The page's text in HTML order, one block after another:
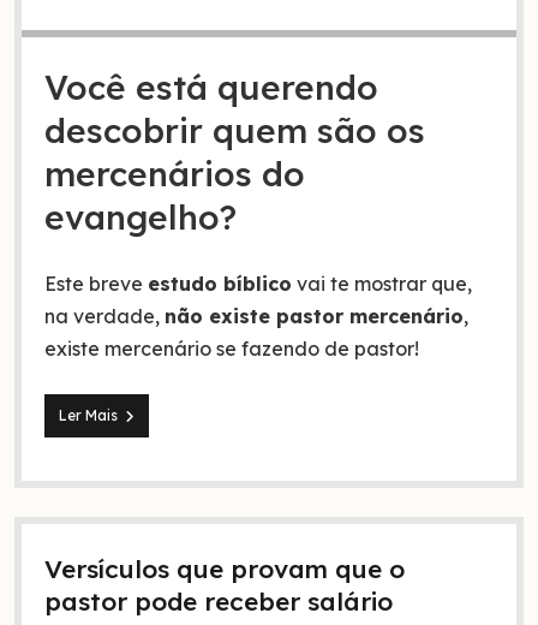
Você está querendo
descobrir quem são os
mercenários do
evangelho?
Este breve estudo bíblico vai te mostrar que,
na verdade, não existe pastor mercenário,
existe mercenário se fazendo de pastor!
Ler MaisCaracterísticas
do
mercenário
igreja
(João
Versículos que provam que o
pastor pode receber salário